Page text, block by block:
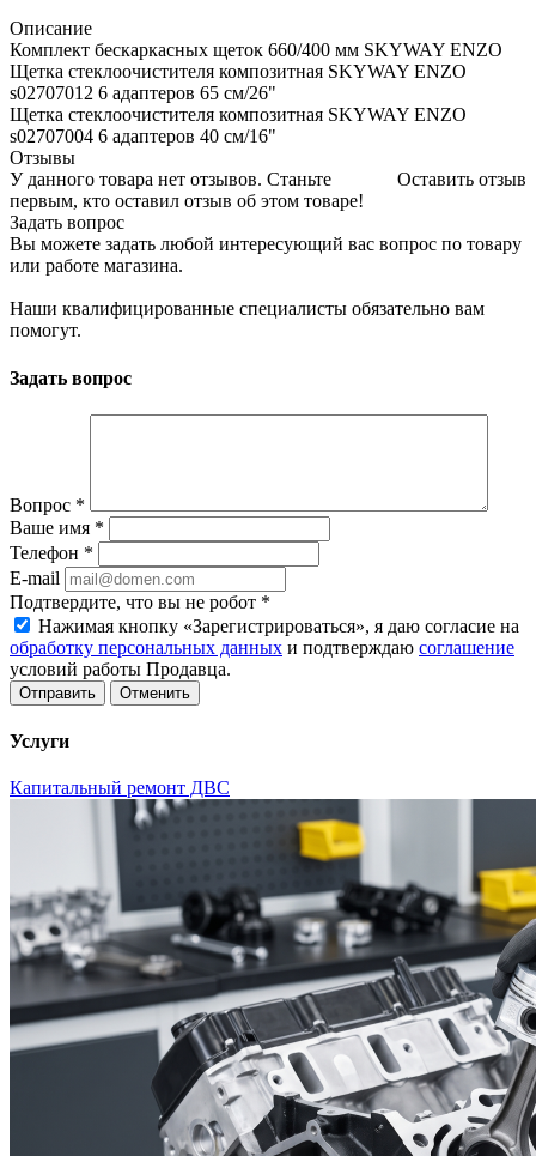
Описание
Комплект бескаркасных щеток 660/400 мм SKYWAY ENZO
Щетка стеклоочистителя композитная SKYWAY ENZO
s02707012 6 адаптеров 65 см/26"
Щетка стеклоочистителя композитная SKYWAY ENZO
s02707004 6 адаптеров 40 см/16"
Отзывы
Оставить отзыв
У данного товара нет отзывов. Станьте
первым, кто оставил отзыв об этом товаре!
Задать вопрос
Вы можете задать любой интересующий вас вопрос по товару
или работе магазина.
Наши квалифицированные специалисты обязательно вам
помогут.
Задать вопрос
Вопрос *
Ваше имя *
Телефон *
E-mail
Подтвердите, что вы не робот *
Нажимая кнопку «Зарегистрироваться», я даю согласие на
обработку персональных данных и подтверждаю соглашение
условий работы Продавца.
Отменить
Услуги
Капитальный ремонт ДВС